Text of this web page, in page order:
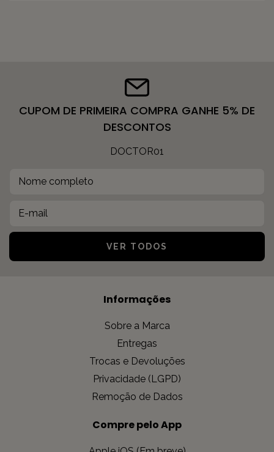
CUPOM DE PRIMEIRA COMPRA GANHE 5% DE
DESCONTOS
DOCTOR01
Informações
Sobre a Marca
Entregas
Trocas e Devoluções
Privacidade (LGPD)
Remoção de Dados
Compre pelo App